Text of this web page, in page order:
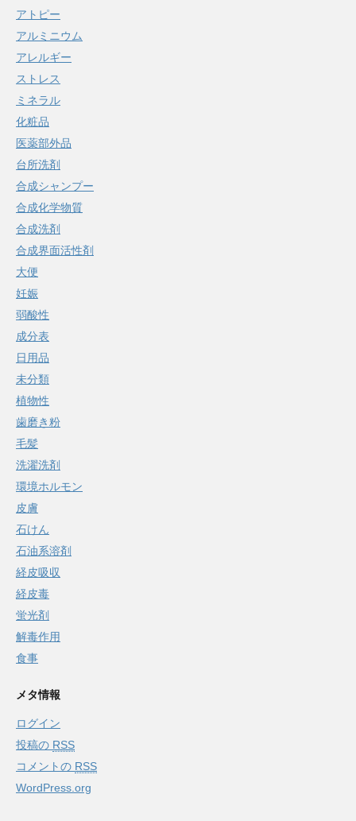
アトピー
アルミニウム
アレルギー
ストレス
ミネラル
化粧品
医薬部外品
台所洗剤
合成シャンプー
合成化学物質
合成洗剤
合成界面活性剤
大便
妊娠
弱酸性
成分表
日用品
未分類
植物性
歯磨き粉
毛髪
洗濯洗剤
環境ホルモン
皮膚
石けん
石油系溶剤
経皮吸収
経皮毒
蛍光剤
解毒作用
食事
メタ情報
ログイン
投稿の RSS
コメントの RSS
WordPress.org